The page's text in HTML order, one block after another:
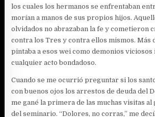
los cuales los hermanos se enfrentaban
morían a manos de sus propios hijos.
olvidados no abrazaban la fe y cometieron
contra los Tres y contra ellos mismos. Más
pintaba a esos wei como demonios viciosos
cualquier acto bondadoso.
Cuando se me ocurrió preguntar si los
con buenos ojos los arrestos de deuda del
me gané la primera de las muchas visitas al
del seminario. “Dolores, no corras,” me